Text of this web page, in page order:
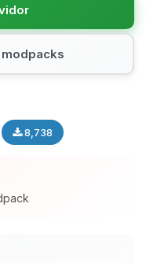
8,738
quien